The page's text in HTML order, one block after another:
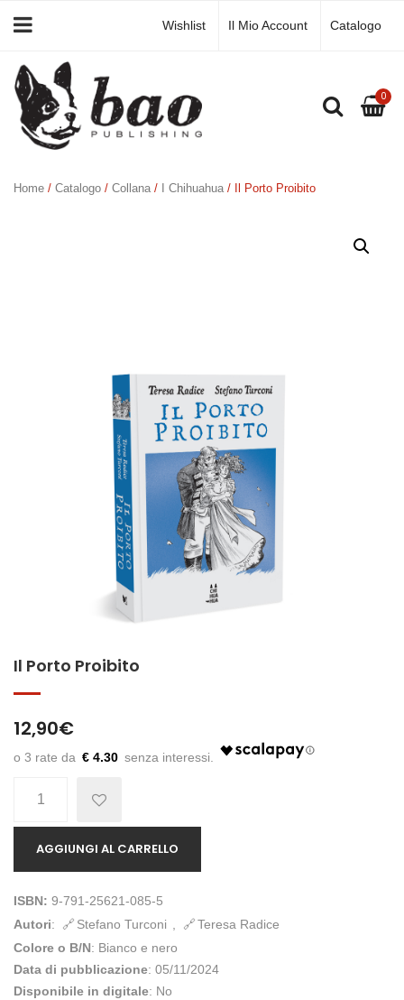
Wishlist Il Mio Account Catalogo
0
Home / Catalogo / Collana / I Chihuahua / Il Porto Proibito
Il Porto Proibito
12,90€
€ 4.30
AGGIUNGI AL CARRELLO
ISBN: 9-791-25621-085-5
Autori: Stefano Turconi ,
Teresa Radice
Colore o B/N: Bianco e nero
Data di pubblicazione: 05/11/2024
Disponibile in digitale: No